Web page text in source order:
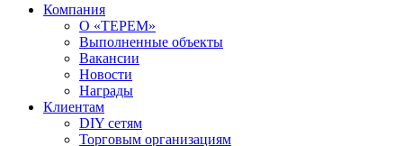
Компания
О «ТЕРЕМ»
Выполненные объекты
Вакансии
Новости
Награды
Клиентам
DIY сетям
Торговым организациям